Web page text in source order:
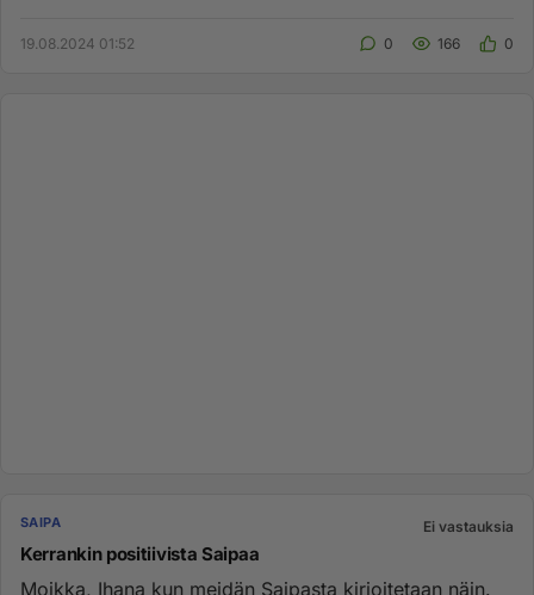
19.08.2024 01:52 0 166 0
SAIPA Ei vastauksia
Kerrankin positiivista Saipaa
Moikka, Ihana kun meidän Saipasta kirjoitetaan näin.